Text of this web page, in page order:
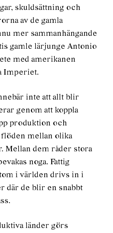
skuldsättning och
av de gamla
mer sammanhängande
gamle lärjunge Antonio
med amerikanen
Imperiet.
inte att allt blir
genom att koppla
produktion och
mellan olika
Mellan dem råder stora
noga. Fattig
i världen drivs in i
där de blir en snabbt
länder görs